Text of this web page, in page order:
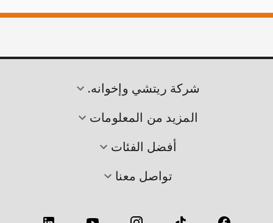
شركة ريتشي وإخوانه.
المزيد من المعلومات
أفضل الفئات
تواصل معنا